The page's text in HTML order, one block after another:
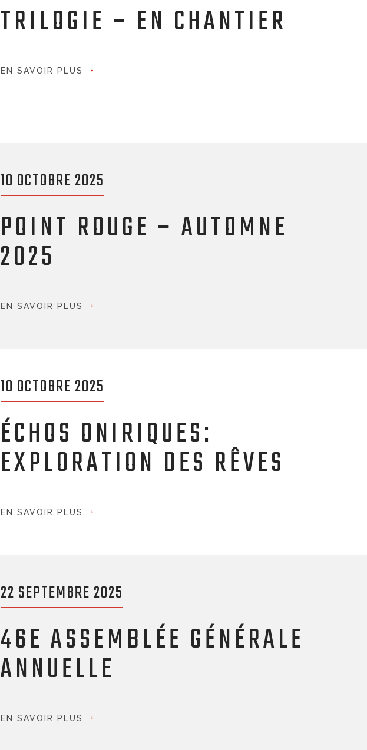
TRILOGIE – EN CHANTIER
EN SAVOIR PLUS
10 OCTOBRE 2025
POINT ROUGE – AUTOMNE
2025
EN SAVOIR PLUS
10 OCTOBRE 2025
ÉCHOS ONIRIQUES:
EXPLORATION DES RÊVES
EN SAVOIR PLUS
22 SEPTEMBRE 2025
46E ASSEMBLÉE GÉNÉRALE
ANNUELLE
EN SAVOIR PLUS